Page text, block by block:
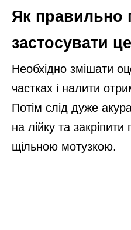
Як правильно
застосувати
Необхідно змішати
частках і налити
Потім слід дуже
на лійку та
щільною мотузкою.